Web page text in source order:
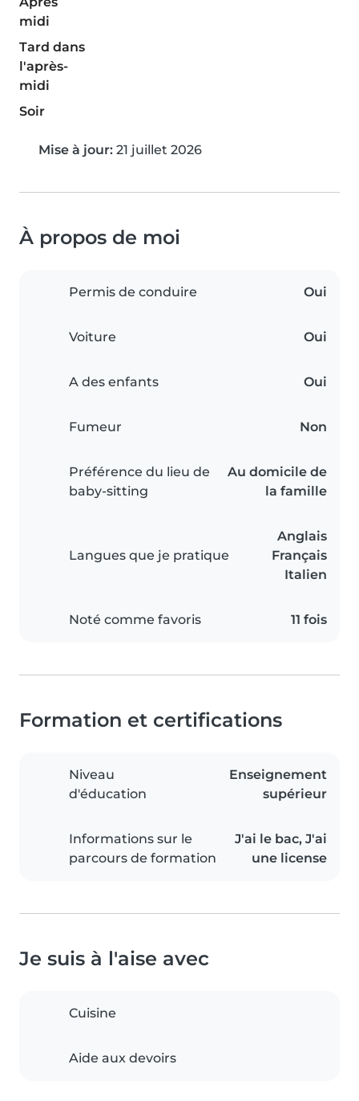
midi
Tard dans
l'après-
midi
Soir
Mise à jour: 21 juillet 2026
À propos de moi
Permis de conduire Oui
Voiture Oui
A des enfants Oui
Fumeur Non
Préférence du lieu de
baby-sitting
Au domicile de
la famille
Langues que je pratique
Anglais
Français
Italien
Noté comme favoris 11 fois
Formation et certifications
Niveau
d'éducation
Enseignement
supérieur
Informations sur le
parcours de formation
J'ai le bac, J'ai
une license
Je suis à l'aise avec
Cuisine
Aide aux devoirs